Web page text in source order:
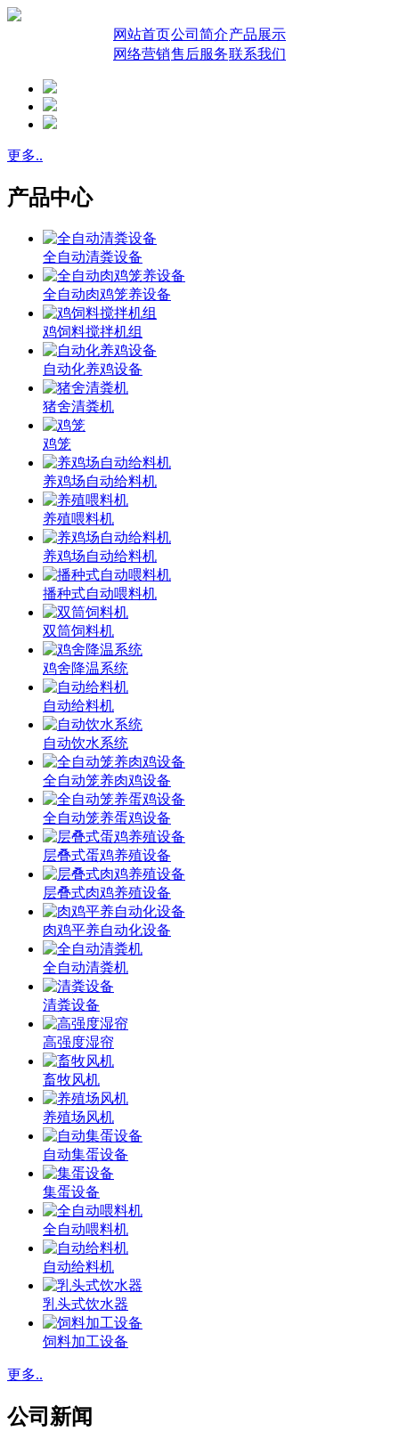
网站首页公司简介产品展示
网络营销售后服务联系我们
更多..
产品中心
全自动清粪设备
全自动肉鸡笼养设备
鸡饲料搅拌机组
自动化养鸡设备
猪舍清粪机
鸡笼
养鸡场自动给料机
养殖喂料机
养鸡场自动给料机
播种式自动喂料机
双筒饲料机
鸡舍降温系统
自动给料机
自动饮水系统
全自动笼养肉鸡设备
全自动笼养蛋鸡设备
层叠式蛋鸡养殖设备
层叠式肉鸡养殖设备
肉鸡平养自动化设备
全自动清粪机
清粪设备
高强度湿帘
畜牧风机
养殖场风机
自动集蛋设备
集蛋设备
全自动喂料机
自动给料机
乳头式饮水器
饲料加工设备
更多..
公司新闻